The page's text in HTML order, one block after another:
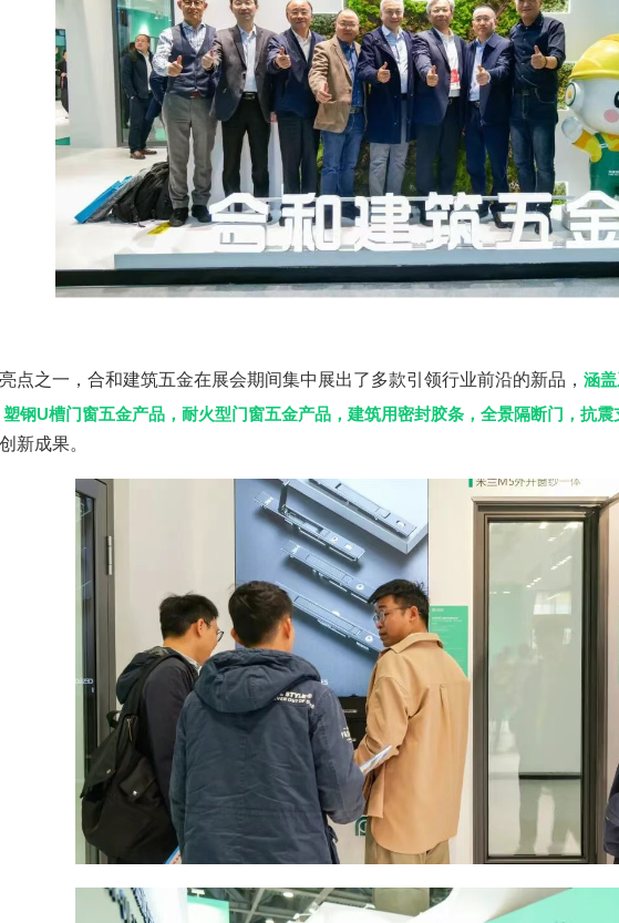
之一，合和建筑五金在展会期间集中展出了多款引领行业前沿的新品， 涵
钢U槽门窗五金产品，耐火型门窗五金产品，建筑用密封胶条，全景隔断门，抗震
新成果。